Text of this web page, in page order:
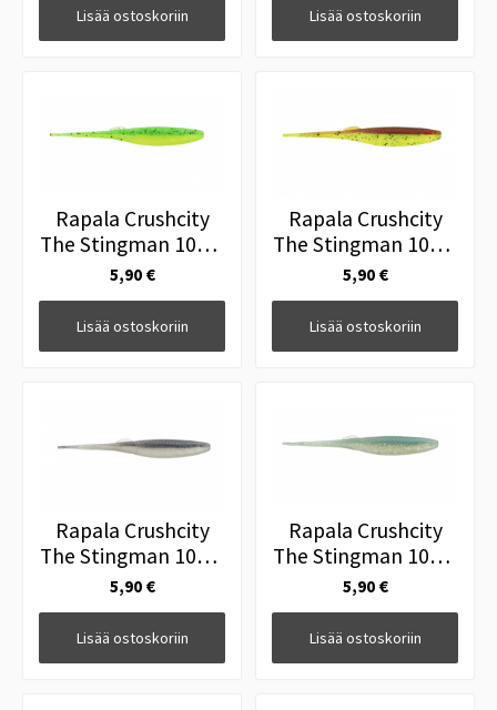
Lisää ostoskoriin Lisää ostoskoriin
Rapala Crushcity
The Stingman 10cm
4" Lime Chartreuse
5,90 €
Lisää ostoskoriin
Rapala Crushcity
The Stingman 10cm
4" Motor Oil
Chartreuse
5,90 €
Lisää ostoskoriin
Rapala Crushcity
The Stingman 10cm
4" Pro Blue Red
Pearl
5,90 €
Lisää ostoskoriin
Rapala Crushcity
The Stingman 10cm
4" Sexy Shad
5,90 €
Lisää ostoskoriin